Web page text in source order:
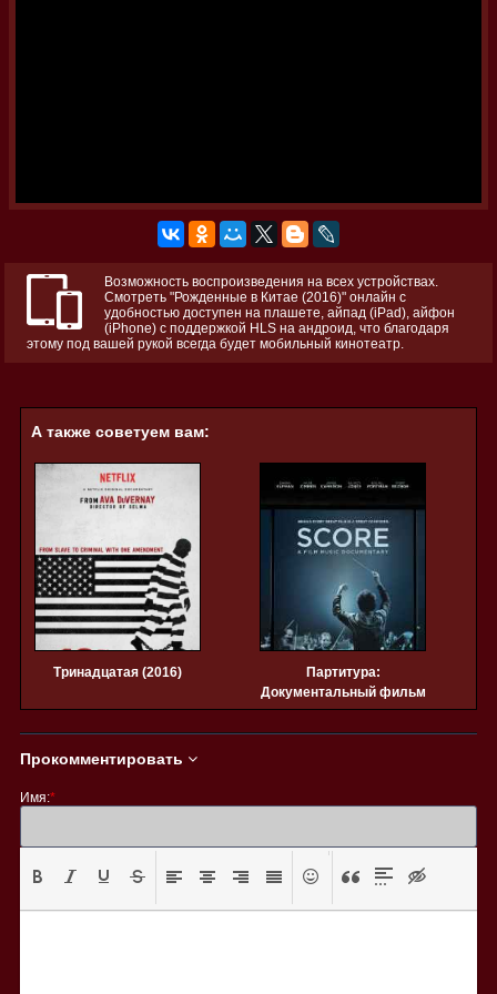
Возможность воспроизведения на всех устройствах.
Смотреть "Рожденные в Китае (2016)" онлайн с
удобностью доступен на плашете, айпад (iPad), айфон
(iPhone) с поддержкой HLS на андроид, что благодаря
этому под вашей рукой всегда будет мобильный кинотеатр.
А также советуем вам:
Тринадцатая (2016)
Партитура:
Документальный фильм
о музыке (2016)
Прокомментировать
Имя:*